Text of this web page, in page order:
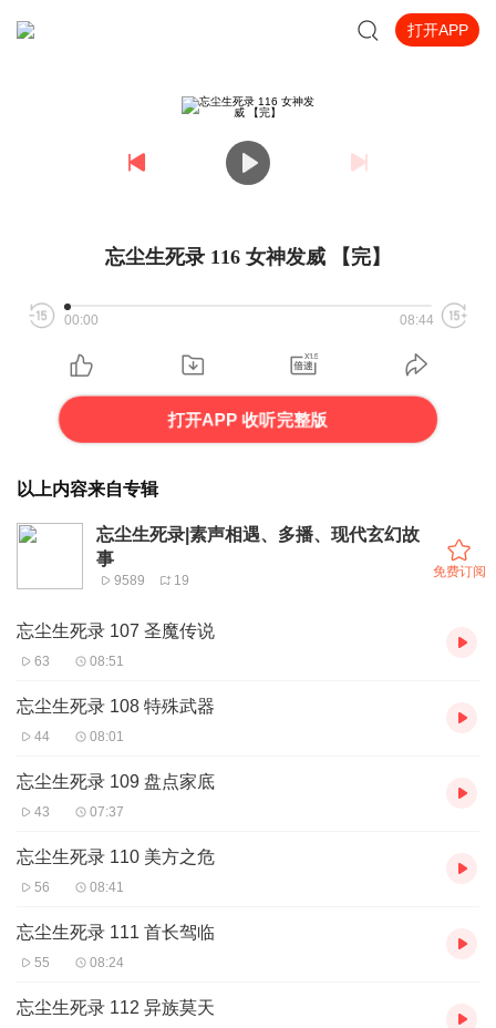
打开APP
忘尘生死录 116 女神发威 【完】
00:00 08:44
打开APP 收听完整版
以上内容来自专辑
忘尘生死录|素声相遇、多播、现代玄幻故
事
9589 19
免费订阅
忘尘生死录 107 圣魔传说
63 08:51
忘尘生死录 108 特殊武器
44 08:01
忘尘生死录 109 盘点家底
43 07:37
忘尘生死录 110 美方之危
56 08:41
忘尘生死录 111 首长驾临
55 08:24
忘尘生死录 112 异族莫天